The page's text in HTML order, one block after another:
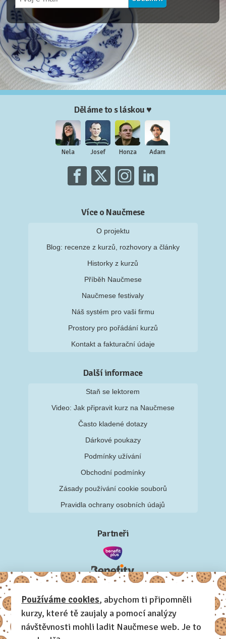
Děláme to s láskou ♥
Nela Josef Honza Adam
Více o Naučmese
O projektu
Blog: recenze z kurzů, rozhovory a články
Historky z kurzů
Příběh Naučmese
Naučmese festivaly
Náš systém pro vaši firmu
Prostory pro pořádání kurzů
Kontakt a fakturační údaje
Další informace
Staň se lektorem
Video: Jak připravit kurz na Naučmese
Často kladené dotazy
Dárkové poukazy
Podmínky užívání
Obchodní podmínky
Zásady používání cookie souborů
Pravidla ochrany osobních údajů
Partneři
Používáme cookies, abychom ti připomněli
kurzy, které tě zaujaly a pomocí analýzy
návštěvnosti mohli ladit Naučmese web. Je to